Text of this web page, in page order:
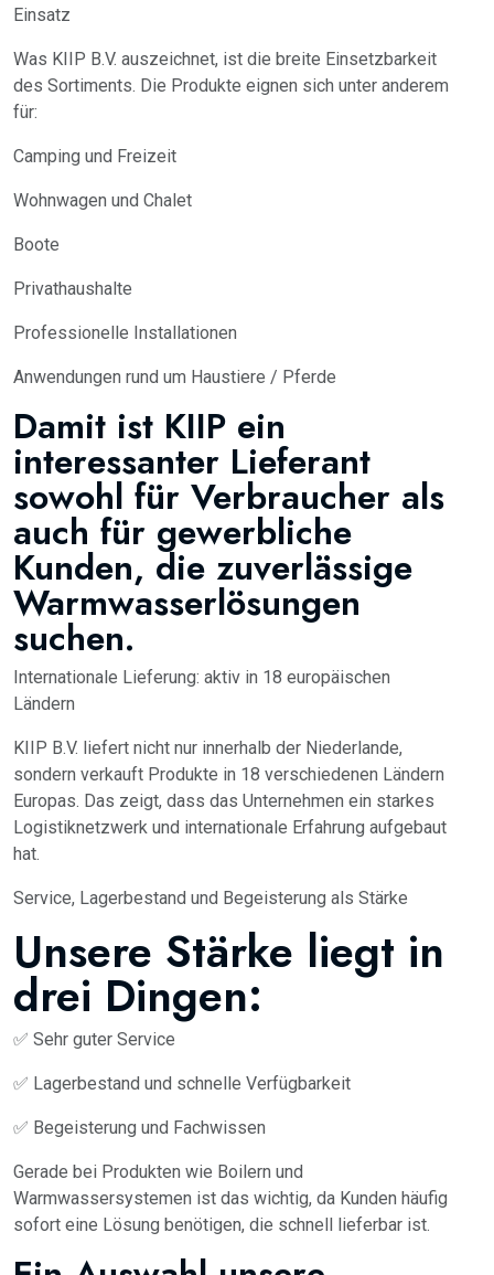
Einsatz
Was KIIP B.V. auszeichnet, ist die breite Einsetzbarkeit
des Sortiments. Die Produkte eignen sich unter anderem
für:
Camping und Freizeit
Wohnwagen und Chalet
Boote
Privathaushalte
Professionelle Installationen
Anwendungen rund um Haustiere / Pferde
Damit ist KIIP ein
interessanter Lieferant
sowohl für Verbraucher als
auch für gewerbliche
Kunden, die zuverlässige
Warmwasserlösungen
suchen.
Internationale Lieferung: aktiv in 18 europäischen
Ländern
KIIP B.V. liefert nicht nur innerhalb der Niederlande,
sondern verkauft Produkte in 18 verschiedenen Ländern
Europas. Das zeigt, dass das Unternehmen ein starkes
Logistiknetzwerk und internationale Erfahrung aufgebaut
hat.
Service, Lagerbestand und Begeisterung als Stärke
Unsere Stärke liegt in
drei Dingen:
✅ Sehr guter Service
✅ Lagerbestand und schnelle Verfügbarkeit
✅ Begeisterung und Fachwissen
Gerade bei Produkten wie Boilern und
Warmwassersystemen ist das wichtig, da Kunden häufig
sofort eine Lösung benötigen, die schnell lieferbar ist.